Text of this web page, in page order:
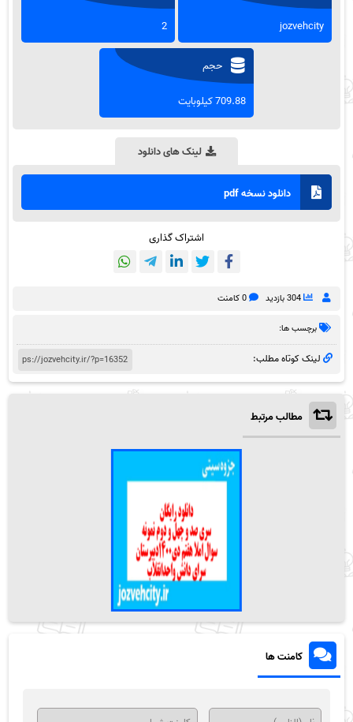
jozvehcity
2
حجم
709.88 کیلوبایت
لینک های دانلود
دانلود نسخه pdf
اشتراک گذاری
304 بازدید 0 کامنت
برچسب ها:
لینک کوتاه مطلب:
مطالب مرتبط
کامنت ها